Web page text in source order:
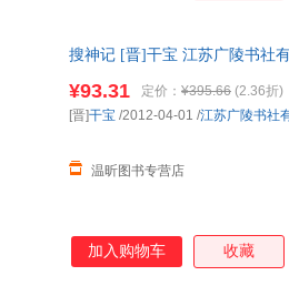
搜神记 [晋]干宝 江苏广陵书社
¥93.31 定价： ¥395.66 (2.36折)
温昕图书专营店
[晋]干宝 /2012-04-01 /江苏广陵书社
加入购物车 收藏